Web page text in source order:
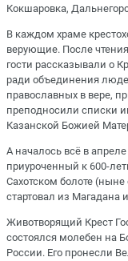
Кокшаровка,
В каждом храме
верующие. После
гости рассказывали о
ради объединения
православных в вере,
преподносили списки
Казанской Божией
А началось всё в
приуроченный к 600-
Сахотском болоте (ныне
стартовал из
Животворящий Крест
состоялся молебен на
России. Его пронесли